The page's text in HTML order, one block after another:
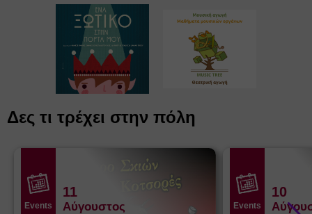
Δες τι τρέχει στην πόλη
Events
11
Αύγουστος Events
10